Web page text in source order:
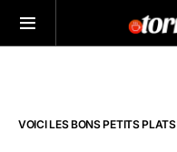
VOICI LES BONS PETITS